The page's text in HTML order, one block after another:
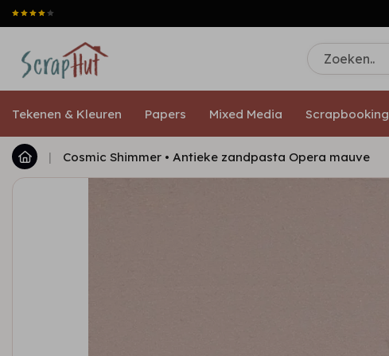
Tekenen & Kleuren Papers Mixed Media Scrapbooking
| Cosmic Shimmer • Antieke zandpasta Opera mauve